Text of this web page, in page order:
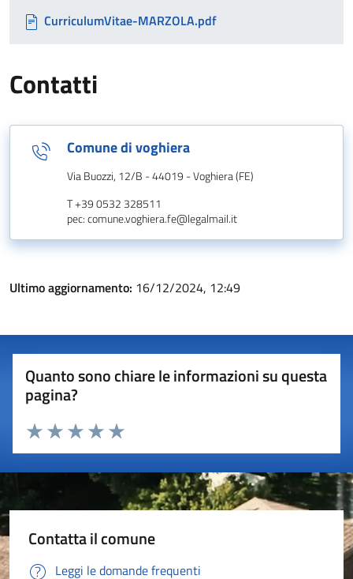
CurriculumVitae-MARZOLA.pdf
Contatti
Comune di voghiera
Via Buozzi, 12/B - 44019 - Voghiera (FE)
T +39 0532 328511
pec: comune.voghiera.fe@legalmail.it
Ultimo aggiornamento: 16/12/2024, 12:49
Quanto sono chiare le informazioni su questa
pagina?
Valuta 5 stelle su 5
Valuta 4 stelle su 5
Valuta 3 stelle su 5
Valuta 2 stelle su 5
Valuta 1 stelle su 5
Contatta il comune
Leggi le domande frequenti